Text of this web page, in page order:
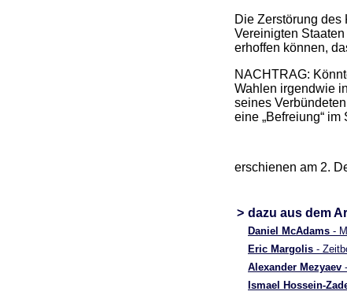
Die Zerstörung des
Vereinigten
erhoffen können,
NACHTRAG:
Wahlen irgendwie
seines
eine „Befreiung“
erschienen am 2.
> dazu aus dem
Daniel McAdams -
Eric Margolis -
Alexander Mezyaev
Ismael Hossein-